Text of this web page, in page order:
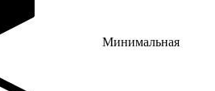
Минимальная